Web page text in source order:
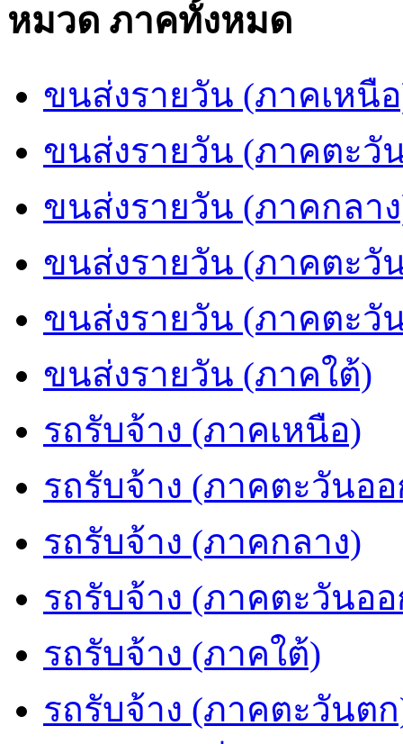
หมวด ภาคทั้งหมด
ขนส่งรายวัน (ภาคเหนื
ขนส่งรายวัน (ภาคตะวั
ขนส่งรายวัน (ภาคกลา
ขนส่งรายวัน (ภาคตะวั
ขนส่งรายวัน (ภาคตะวั
ขนส่งรายวัน (ภาคใต้)
รถรับจ้าง (ภาคเหนือ)
รถรับจ้าง (ภาคตะวันออ
รถรับจ้าง (ภาคกลาง)
รถรับจ้าง (ภาคตะวันอ
รถรับจ้าง (ภาคใต้)
รถรับจ้าง (ภาคตะวันต